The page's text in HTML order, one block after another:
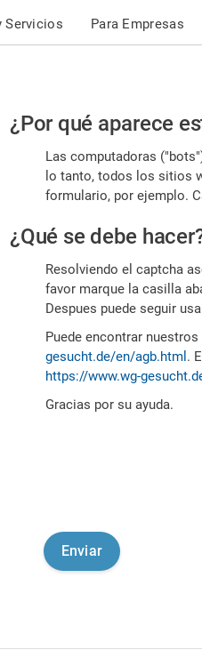
Servicios Para Empresas
Por
favor,
confirme
es
humano
¿Por qué aparece
Las computadoras
lo tanto, todos los sitios
formulario, por ejemplo.
¿Qué se debe
Resolviendo el captcha
favor marque la casilla
Despues puede seguir
Puede encontrar
gesucht.de/en/agb.html .
https://www.wg-
Gracias por su ayuda.